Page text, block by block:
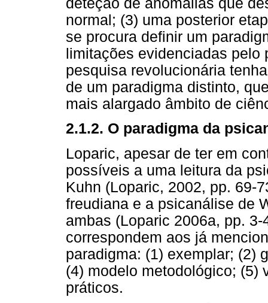
deteção de anomalias que
normal; (3) uma posterior
se procura definir um
limitações evidenciadas
pesquisa revolucionária
de um paradigma distinto,
mais alargado âmbito de
2.1.2. O paradigma da
Loparic, apesar de ter em
possíveis a uma leitura da
Kuhn (Loparic, 2002, pp. 69-
freudiana e a psicanálise de
ambas (Loparic 2006a, pp.
correspondem aos já
paradigma: (1) exemplar; (2)
(4) modelo metodológico; (5)
práticos.